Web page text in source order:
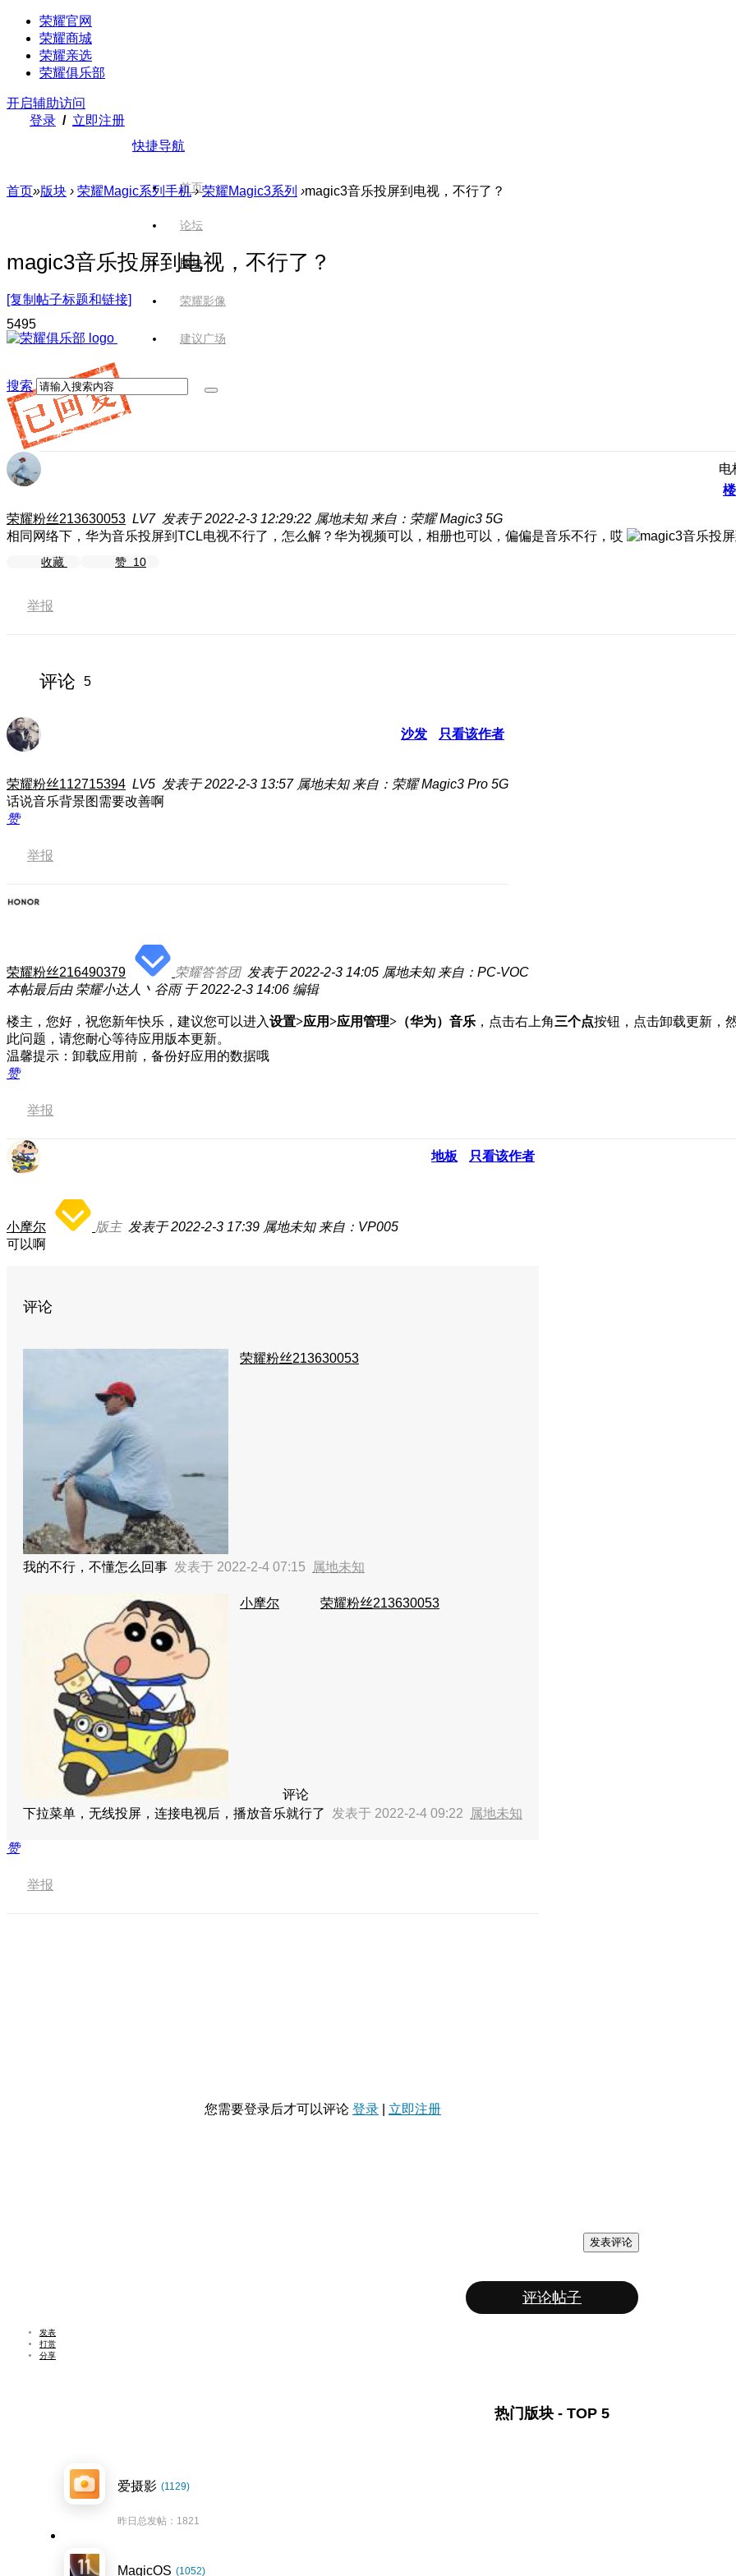
荣耀官网
荣耀商城
荣耀亲选
荣耀俱乐部
开启辅助访问
登录 / 立即注册
快捷导航
首页
论坛
版块
荣耀影像
建议广场
搜索
首页»版块 › 荣耀Magic系列手机 › 荣耀Magic3系列 ›magic3音乐投屏到电视，不行了？
magic3音乐投屏到电视，不行了？
[复制帖子标题和链接]
5495
电
荣耀粉丝213630053 LV7 发表于 2022-2-3 12:29:22 属地未知 来自：荣耀 Magic3 5G
相同网络下，华为音乐投屏到TCL电视不行了，怎么解？华为视频可以，相册也可以，偏偏是音乐不行，哎
收藏 赞 10
举报
评论 5
沙发 只看该作者
荣耀粉丝112715394 LV5 发表于 2022-2-3 13:57 属地未知 来自：荣耀 Magic3 Pro 5G
话说音乐背景图需要改善啊
赞
举报
荣耀粉丝216490379 荣耀答答团 发表于 2022-2-3 14:05 属地未知 来自：PC-VOC
本帖最后由 荣耀小达人丶谷雨 于 2022-2-3 14:06 编辑
楼主，您好，祝您新年快乐，建议您可以进入设置>应用>应用管理>（华为）音乐 ，点击右上角三个点按钮，点击卸载更新，
此问题，请您耐心等待应用版本更新。
温馨提示：卸载应用前，备份好应用的数据哦
赞
举报
地板 只看该作者
小摩尔 版主 发表于 2022-2-3 17:39 属地未知 来自：VP005
可以啊
评论
荣耀粉丝213630053
我的不行，不懂怎么回事 发表于 2022-2-4 07:15 属地未知
小摩尔
评论
荣耀粉丝213630053
下拉菜单，无线投屏，连接电视后，播放音乐就行了 发表于 2022-2-4 09:22 属地未知
赞
举报
您需要登录后才可以评论 登录 立即注册
发表评论
评论帖子
发表
打赏
分享
热门版块 - TOP 5
爱摄影 (1129)
昨日总发帖：1821
MagicOS (1052)